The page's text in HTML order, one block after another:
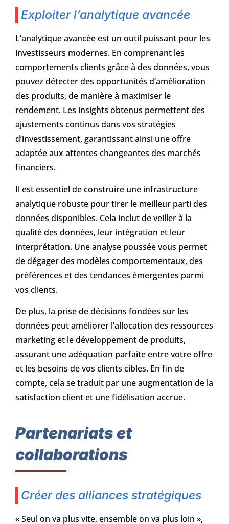
Exploiter l’analytique avancée
L’analytique avancée est un outil puissant pour les
investisseurs modernes. En comprenant les
comportements clients grâce à des données, vous
pouvez détecter des opportunités d’amélioration
des produits, de manière à maximiser le
rendement. Les insights obtenus permettent des
ajustements continus dans vos stratégies
d’investissement, garantissant ainsi une offre
adaptée aux attentes changeantes des marchés
financiers.
Il est essentiel de construire une infrastructure
analytique robuste pour tirer le meilleur parti des
données disponibles. Cela inclut de veiller à la
qualité des données, leur intégration et leur
interprétation. Une analyse poussée vous permet
de dégager des modèles comportementaux, des
préférences et des tendances émergentes parmi
vos clients.
De plus, la prise de décisions fondées sur les
données peut améliorer l’allocation des ressources
marketing et le développement de produits,
assurant une adéquation parfaite entre votre offre
et les besoins de vos clients cibles. En fin de
compte, cela se traduit par une augmentation de la
satisfaction client et une fidélisation accrue.
Partenariats et
collaborations
Créer des alliances stratégiques
« Seul on va plus vite, ensemble on va plus loin »,